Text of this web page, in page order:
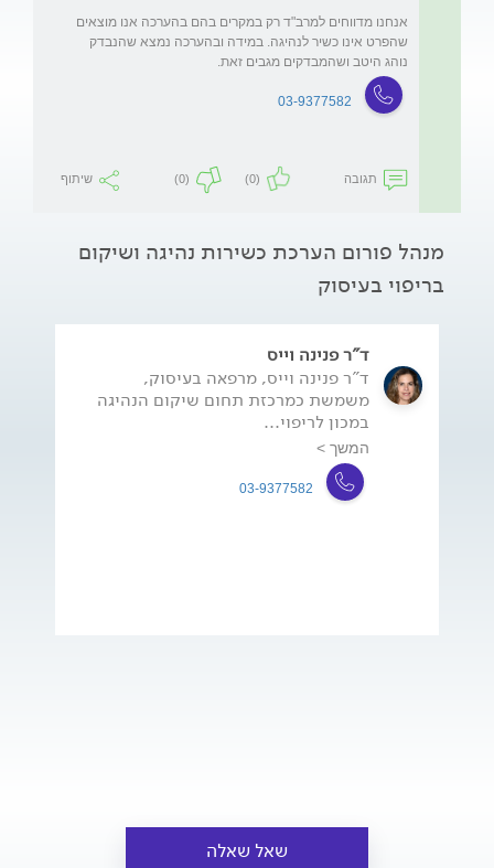
אנחנו מדווחים למרב"ד רק במקרים בהם בהערכה אנו מוצאים
שהפרט אינו כשיר לנהיגה. במידה ובהערכה נמצא שהנבדק
נוהג היטב ושהמבדקים מגבים זאת.
03-9377582
תגובה (0)
(0) שיתוף
מנהל פורום הערכת כשירות נהיגה ושיקום
בריפוי בעיסוק
ד"ר פנינה וייס
ד"ר פנינה וייס, מרפאה בעיסוק,
משמשת כמרכזת תחום שיקום הנהיגה
במכון לריפוי...
המשך >
03-9377582
שאל שאלה